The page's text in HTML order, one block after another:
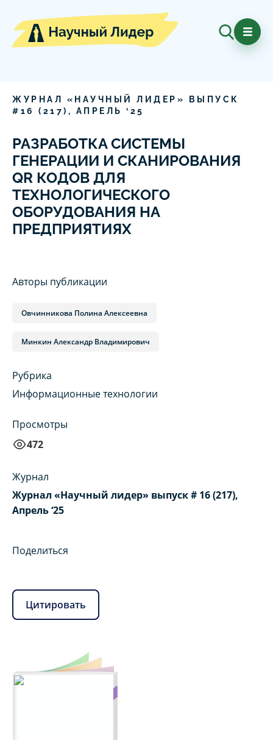
ЖУРНАЛ «НАУЧНЫЙ ЛИДЕР» ВЫПУСК
# 16 ( 217), АПРЕЛЬ ‘ 25
РАЗРАБОТКА СИСТЕМЫ
ГЕНЕРАЦИИ И СКАНИРОВАНИЯ
QR КОДОВ ДЛЯ
ТЕХНОЛОГИЧЕСКОГО
ОБОРУДОВАНИЯ НА
ПРЕДПРИЯТИЯХ
Авторы публикации
Овчинникова Полина Алексеевна
Минкин Александр Владимирович
Рубрика
Информационные технологии
Просмотры
472
Журнал
Журнал «Научный лидер» выпуск # 16 (217),
Апрель ‘25
Поделиться
Цитировать